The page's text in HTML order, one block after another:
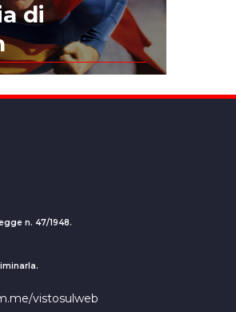
di
n. 47/1948.
vistosulweb